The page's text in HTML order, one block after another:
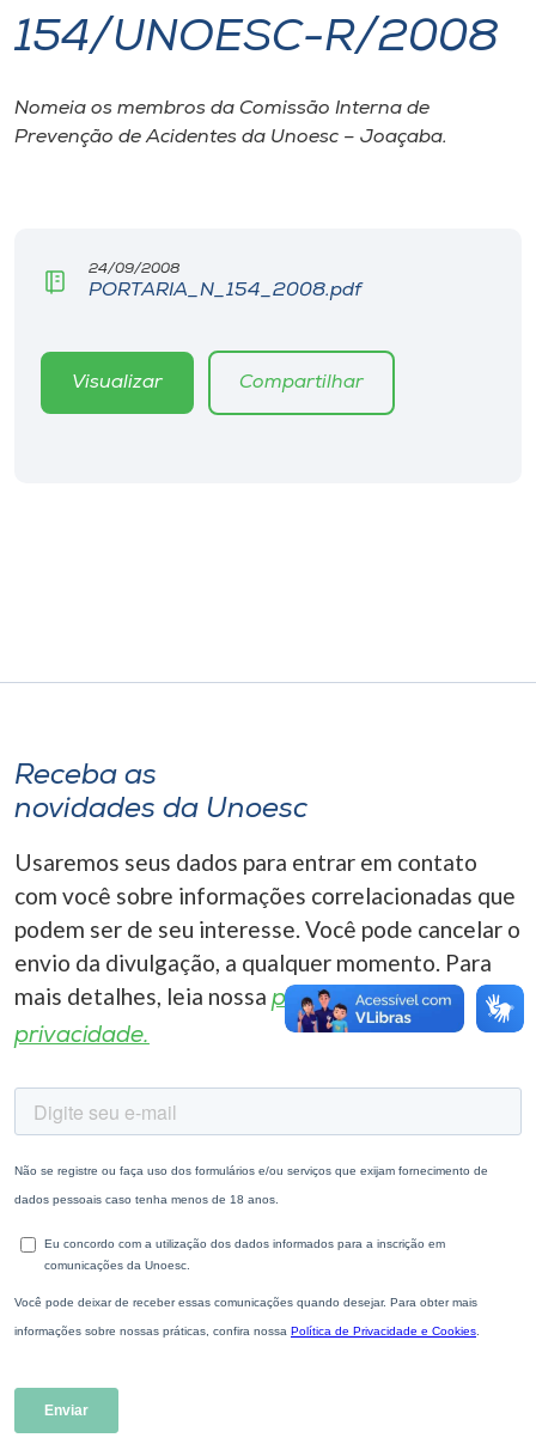
I.nova
Diplomados
CPA
Editora
Selecione
o idioma
154/UNOESC-R/2008
Nomeia os membros da Comissão Interna de
Prevenção de Acidentes da Unoesc – Joaçaba.
24/09/2008
PORTARIA_N_154_2008.pdf
Visualizar Compartilhar
Receba as
novidades da Unoesc
Usaremos seus dados para entrar em contato
com você sobre informações correlacionadas que
podem ser de seu interesse. Você pode cancelar o
envio da divulgação, a qualquer momento. Para
mais detalhes, leia nossa política de
privacidade.